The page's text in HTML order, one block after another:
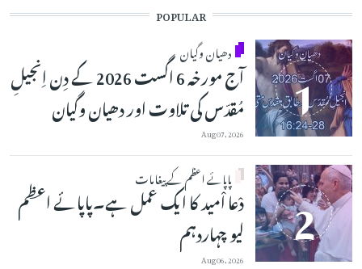
POPULAR
دھیان وگیان
آج مورخہ 6 اگست 2026 کے دِن اِنجیلِ
مُقدّس کی تلاوت اور دھیان وگیان
Aug 07, 2026
پاپائے اعظم کے پیغامات
دْعا اْمید کا ایک عمل ہے۔پاپائے اعظم
لیو چہاردہم
Aug 06, 2026